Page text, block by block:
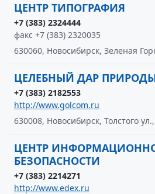
ЦЕНТР ТИПОГРАФИЯ
+7 (383) 2324444
факс +7 (383) 2320035
630060, Новосибирск, Зеленая
ЦЕЛЕБНЫЙ ДАР
+7 (383) 2182553
http://www.golcom.ru
630008, Новосибирск, Толстого
ЦЕНТР
БЕЗОПАСНОСТИ
+7 (383) 2214271
http://www.edex.ru